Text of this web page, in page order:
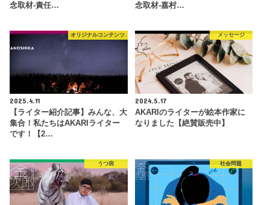
念取材-責任…
念取材-嘉村…
オリジナルコンテンツ
2025.4.11
【ライター紹介記事】みんな、大
集合！私たちはAKARIライター
です！【2…
メッセージ
2024.5.17
AKARIのライターが絵本作家に
なりました【絶賛販売中】
うつ病 社会問題